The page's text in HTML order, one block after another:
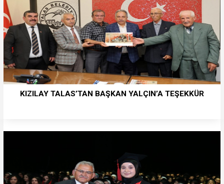
KIZILAY TALAS’TAN BAŞKAN YALÇIN’A TEŞEKKÜR